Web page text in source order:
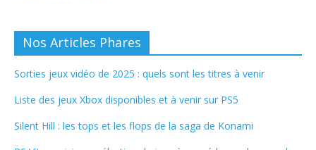
Nos Articles Phares
Sorties jeux vidéo de 2025 : quels sont les titres à venir
Liste des jeux Xbox disponibles et à venir sur PS5
Silent Hill : les tops et les flops de la saga de Konami